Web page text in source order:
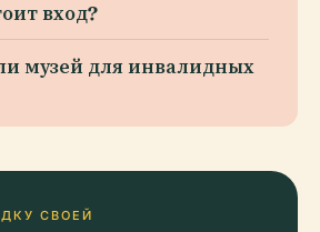
вход?
музей для инвалидных
СВОЕЙ